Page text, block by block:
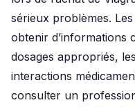
sérieux problèmes.
obtenir d’informations
dosages appropriés,
interactions
consulter un